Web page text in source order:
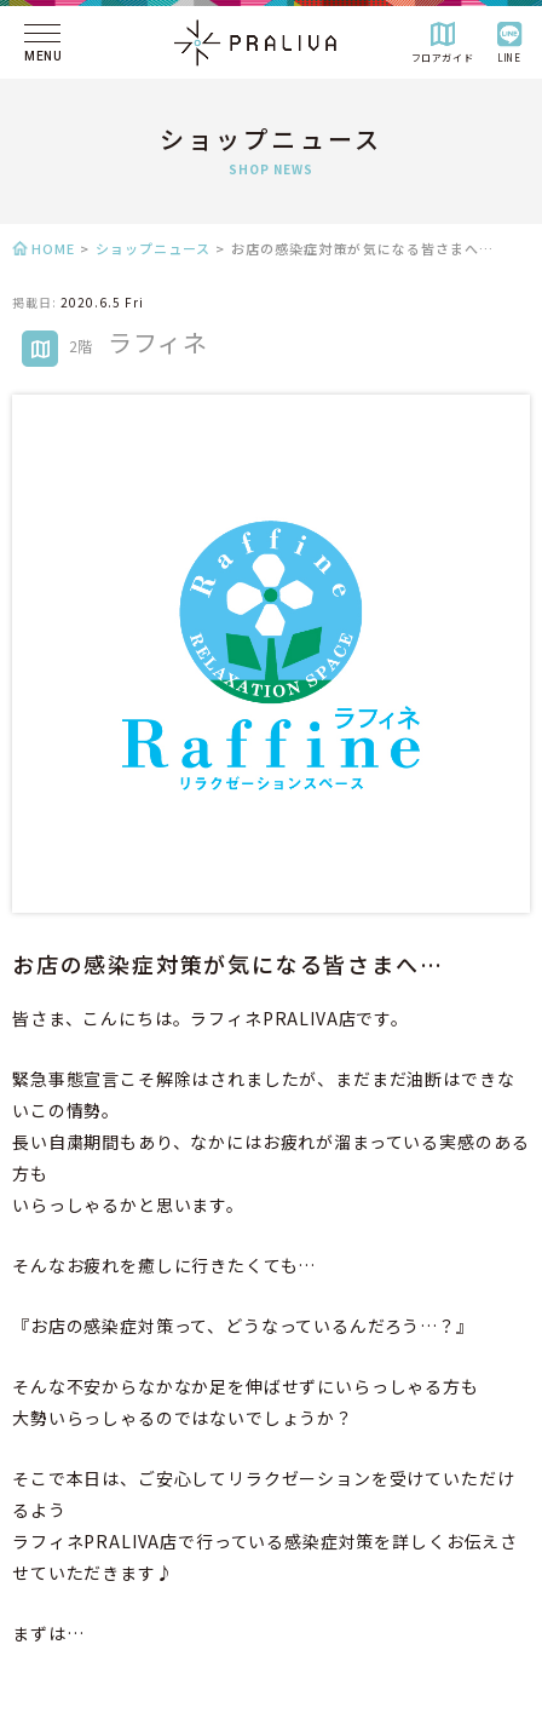
MENU フロアガイド LINE
ショップニュース
SHOP NEWS
HOME > ショップニュース > お店の感染症対策が気になる皆さまへ…
掲載日: 2020.6.5 Fri
2階 ラフィネ
お店の感染症対策が気になる皆さまへ…
皆さま、こんにちは。ラフィネPRALIVA店です。
緊急事態宣言こそ解除はされましたが、まだまだ油断はできな
いこの情勢。
長い自粛期間もあり、なかにはお疲れが溜まっている実感のある
方も
いらっしゃるかと思います。
そんなお疲れを癒しに行きたくても…
『お店の感染症対策って、どうなっているんだろう…？』
そんな不安からなかなか足を伸ばせずにいらっしゃる方も
大勢いらっしゃるのではないでしょうか？
そこで本日は、ご安心してリラクゼーションを受けていただけ
るよう
ラフィネPRALIVA店で行っている感染症対策を詳しくお伝えさ
せていただきます♪
まずは…